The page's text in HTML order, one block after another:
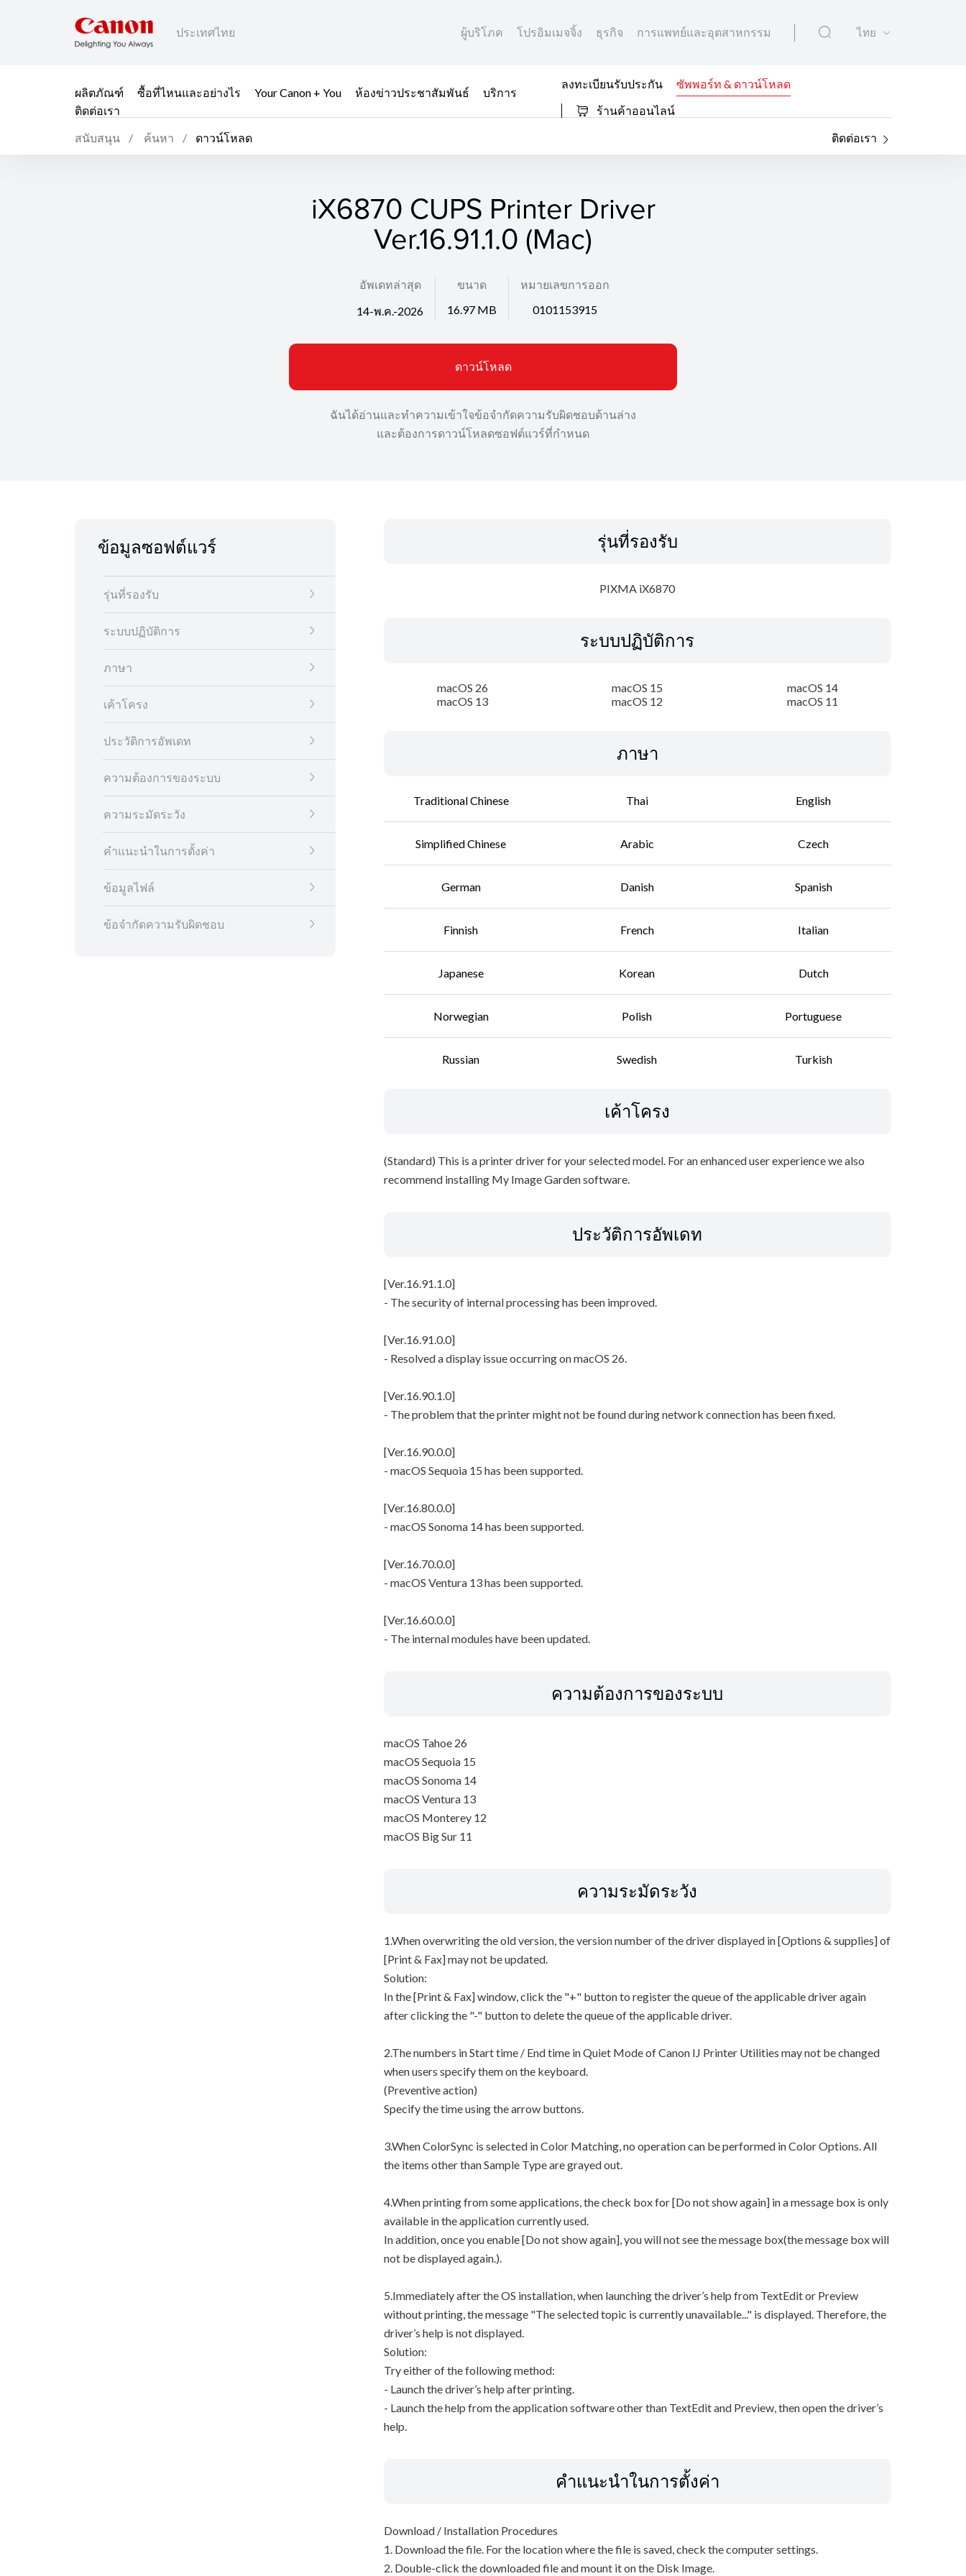
ประเทศไทย ผู้บริโภค โปรอิมเมจจิ้ง ธุรกิจ การแพทย์และอุตสาหกรรม ไทย
ผลิตภัณฑ์ ซื้อที่ไหนและอย่างไร Your Canon + You ห้องข่าวประชาสัมพันธ์
บริการ
ติดต่อเรา
ลงทะเบียนรับประกัน
ซัพพอร์ท & ดาวน์โหลด
ร้านค้าออนไลน์
สนับสนุน ค้นหา ดาวน์โหลด ติดต่อเรา
iX6870 CUPS Printer Driver
Ver.16.91.1.0 (Mac)
อัพเดทล่าสุด
14-พ.ค.-2026
ขนาด
16.97 MB
หมายเลขการออก
0101153915
ดาวน์โหลด
ฉันได้อ่านและทำความเข้าใจข้อจำกัดความรับผิดชอบด้านล่าง
และต้องการดาวน์โหลดซอฟต์แวร์ที่กำหนด
ข้อมูลซอฟต์แวร์
รุ่นที่รองรับ
ระบบปฏิบัติการ
ภาษา
เค้าโครง
ประวัติการอัพเดท
ความต้องการของระบบ
ความระมัดระวัง
คำแนะนำในการตั้งค่า
ข้อมูลไฟล์
ข้อจำกัดความรับผิดชอบ
รุ่นที่รองรับ
PIXMA iX6870
ระบบปฏิบัติการ
macOS 26 macOS 15
macOS 14
macOS 13
macOS 12 macOS 11
ภาษา
Traditional Chinese Thai English
Simplified Chinese Arabic Czech
German Danish Spanish
Finnish French Italian
Japanese Korean Dutch
Norwegian Polish Portuguese
Russian Swedish Turkish
เค้าโครง
(Standard) This is a printer driver for your selected model. For an enhanced user experience we also
recommend installing My Image Garden software.
ประวัติการอัพเดท
[Ver.16.91.1.0]
- The security of internal processing has been improved.
[Ver.16.91.0.0]
- Resolved a display issue occurring on macOS 26.
[Ver.16.90.1.0]
- The problem that the printer might not be found during network connection has been fixed.
[Ver.16.90.0.0]
- macOS Sequoia 15 has been supported.
[Ver.16.80.0.0]
- macOS Sonoma 14 has been supported.
[Ver.16.70.0.0]
- macOS Ventura 13 has been supported.
[Ver.16.60.0.0]
- The internal modules have been updated.
ความต้องการของระบบ
macOS Tahoe 26
macOS Sequoia 15
macOS Sonoma 14
macOS Ventura 13
macOS Monterey 12
macOS Big Sur 11
ความระมัดระวัง
1.When overwriting the old version, the version number of the driver displayed in [Options & supplies] of
[Print & Fax] may not be updated.
Solution:
In the [Print & Fax] window, click the "+" button to register the queue of the applicable driver again
after clicking the "-" button to delete the queue of the applicable driver.
2.The numbers in Start time / End time in Quiet Mode of Canon IJ Printer Utilities may not be changed
when users specify them on the keyboard.
(Preventive action)
Specify the time using the arrow buttons.
3.When ColorSync is selected in Color Matching, no operation can be performed in Color Options. All
the items other than Sample Type are grayed out.
4.When printing from some applications, the check box for [Do not show again] in a message box is only
available in the application currently used.
In addition, once you enable [Do not show again], you will not see the message box(the message box will
not be displayed again.).
5.Immediately after the OS installation, when launching the driver’s help from TextEdit or Preview
without printing, the message "The selected topic is currently unavailable..." is displayed. Therefore, the
driver’s help is not displayed.
Solution:
Try either of the following method:
- Launch the driver’s help after printing.
- Launch the help from the application software other than TextEdit and Preview, then open the driver’s
help.
คำแนะนำในการตั้งค่า
Download / Installation Procedures
1. Download the file. For the location where the file is saved, check the computer settings.
2. Double-click the downloaded file and mount it on the Disk Image.